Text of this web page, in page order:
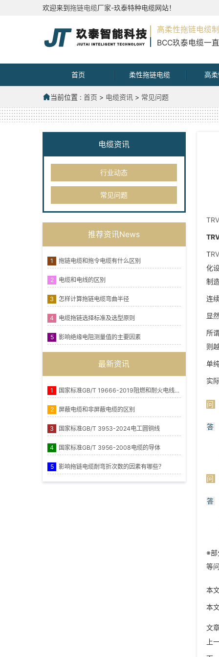
欢迎来到拖链电缆厂家-玖泰特种电缆网站！
高柔性拖链电缆
BCC玖泰电缆一
首页 柔性拖链电缆 高
当前位置 : 首页 > 电缆资讯 > 常见问题
电缆资讯
行业动态
常见问题
推荐资讯News
1 拖链电缆和拖令电缆有什么区别
2 电缆和电线的区别
3 怎样计算拖链电缆弯曲半径
4 电缆拖链选择标准及选型原则
5 影响绝缘电阻测量值的主要因素
最新资讯
1 国家标准GB/T 19666-2019阻燃和耐火电线电缆或光缆通则
2 屏蔽电缆和非屏蔽电缆的区别
3 国家标准GB/T 3953-2024电工圆铜线
4 国家标准GB/T 3956-2008电缆的导体
5 影响拖链电缆耐弯折次数的因素有哪些？
T
化
制
连
显
所
则
单
实
问
答
问
答
※部
等
本
本
文
上